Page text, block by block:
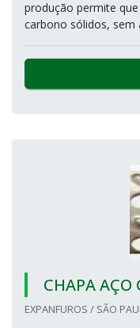
produção permite
carbono sólidos, sem
CHAPA AÇO
EXPANFUROS / SÃO